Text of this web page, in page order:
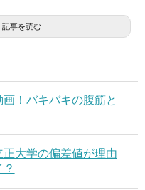
記事を読む
！バキバキの腹筋と
大学の偏差値が理由